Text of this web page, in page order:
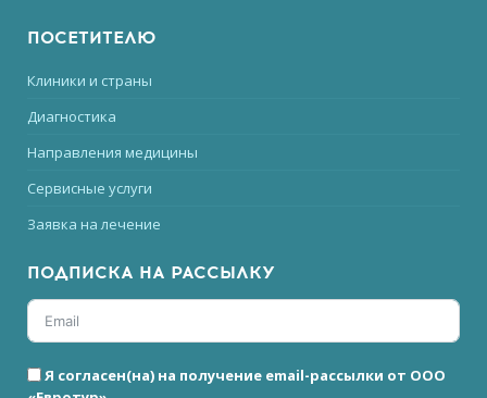
ПОСЕТИТЕЛЮ
Клиники и страны
Диагностика
Направления медицины
Сервисные услуги
Заявка на лечение
ПОДПИСКА НА РАССЫЛКУ
Я согласен(на) на получение email-рассылки от ООО